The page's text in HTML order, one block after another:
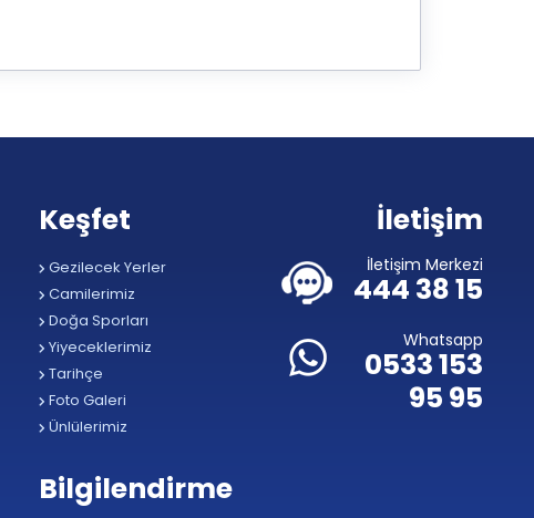
Keşfet
Gezilecek Yerler
Camilerimiz
Doğa Sporları
Yiyeceklerimiz
Tarihçe
Foto Galeri
Ünlülerimiz
İletişim
İletişim Merkezi
444 38 15
Whatsapp
0533 153
95 95
Bilgilendirme